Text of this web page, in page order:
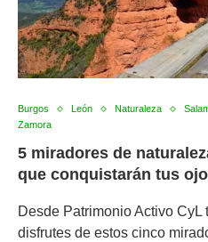
Burgos León Naturaleza
Zamora
5 miradores de
que conquistarán tus
Desde Patrimonio Activo CyL
disfrutes de estos cinco